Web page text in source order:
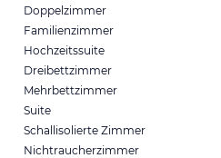
Doppelzimmer
Familienzimmer
Hochzeitssuite
Dreibettzimmer
Mehrbettzimmer
Suite
Schallisolierte Zimmer
Nichtraucherzimmer